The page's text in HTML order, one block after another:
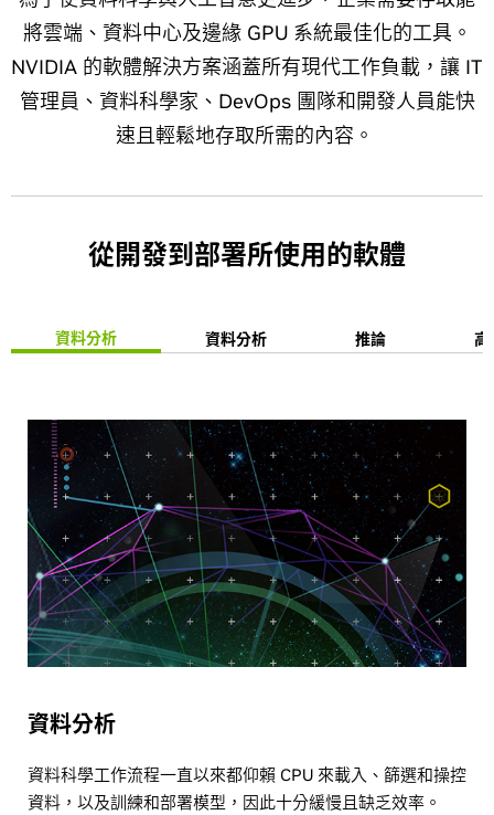
將雲端、資料中心及邊緣 GPU 系統最佳化的工具。
NVIDIA 的軟體解決方案涵蓋所有現代工作負載，讓 IT
管理員、資料科學家、DevOps 團隊和開發人員能快
速且輕鬆地存取所需的內容。
從開發到部署所使用的軟體
資料分析 資料分析 推論 高
資料分析
資料科學工作流程一直以來都仰賴 CPU 來載入、篩選和操控
資料，以及訓練和部署模型，因此十分緩慢且缺乏效率。